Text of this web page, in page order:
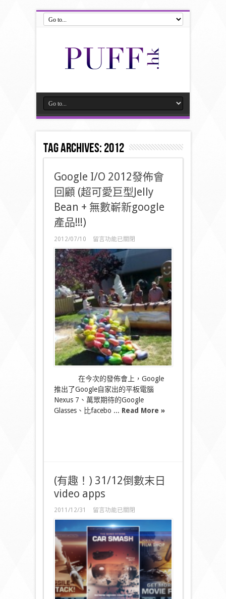
Tag Archives:2012
Google I/O 2012發佈會
回顧 (超可愛巨型Jelly
Bean + 無數嶄新google
產品!!!)
2012/07/10
在
〈Google
I/O
2012
發
佈
會
回
顧
(超
可
愛
巨
型
Jelly
Bean
無
數
新
google
留言功能已關閉
在今次的發佈會上，Google
推出了Google自家出的平板電腦
Nexus 7、萬眾期待的Google
Glasses、比facebo ... Read More »
(有趣！) 31/12倒數末日
video apps
2011/12/31
在
〈(有
趣！)
31/12
倒
數
末
日
video
apps〉
中
留言功能已關閉